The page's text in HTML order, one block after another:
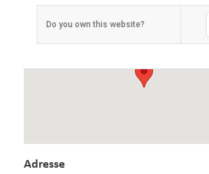
Bildungscampus 6 - Heilbronn
Do you own this website?
Adresse